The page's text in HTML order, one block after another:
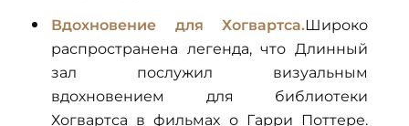
Вдохновение для Хогвартса.Широко
распространена легенда, что Длинный
зал послужил визуальным
вдохновением для библиотеки
Хогвартса в фильмах о Гарри Поттере.